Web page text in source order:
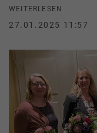
WEITERLESEN
27.01.2025 11:57